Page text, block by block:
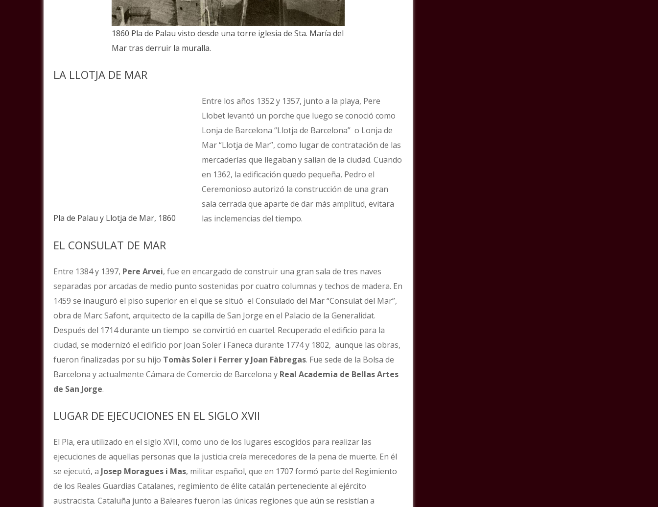
1860 Pla de Palau visto desde una torre iglesia de Sta. María del
Mar tras derruir la muralla.
LA LLOTJA DE MAR
Pla de Palau y Llotja de Mar, 1860
Entre los años 1352 y 1357, junto a la playa, Pere
Llobet levantó un porche que luego se conoció como
Lonja de Barcelona “Llotja de Barcelona” o Lonja de
Mar “Llotja de Mar”, como lugar de contratación de las
mercaderías que llegaban y salían de la ciudad. Cuando
en 1362, la edificación quedo pequeña, Pedro el
Ceremonioso autorizó la construcción de una gran
sala cerrada que aparte de dar más amplitud, evitara
las inclemencias del tiempo.
EL CONSULAT DE MAR
Entre 1384 y 1397, Pere Arvei, fue en encargado de construir una gran sala de tres naves
separadas por arcadas de medio punto sostenidas por cuatro columnas y techos de madera. En
1459 se inauguró el piso superior en el que se situó el Consulado del Mar “Consulat del Mar”,
obra de Marc Safont, arquitecto de la capilla de San Jorge en el Palacio de la Generalidat.
Después del 1714 durante un tiempo se convirtió en cuartel. Recuperado el edificio para la
ciudad, se modernizó el edificio por Joan Soler i Faneca durante 1774 y 1802, aunque las obras,
fueron finalizadas por su hijo Tomàs Soler i Ferrer y Joan Fàbregas. Fue sede de la Bolsa de
Barcelona y actualmente Cámara de Comercio de Barcelona y Real Academia de Bellas Artes
de San Jorge.
LUGAR DE EJECUCIONES EN EL SIGLO XVII
El Pla, era utilizado en el siglo XVII, como uno de los lugares escogidos para realizar las
ejecuciones de aquellas personas que la justicia creía merecedores de la pena de muerte. En él
se ejecutó, a Josep Moragues i Mas, militar español, que en 1707 formó parte del Regimiento
de los Reales Guardias Catalanes, regimiento de élite catalán perteneciente al ejército
austracista. Cataluña junto a Baleares fueron las únicas regiones que aún se resistían a